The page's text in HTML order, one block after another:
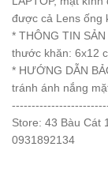
được cả Lens ống
* THÔNG TIN
thước khăn: 6x12
* HƯỚNG DẪN
tránh ánh nắng
Store: 43 Bàu Cát
0931892134